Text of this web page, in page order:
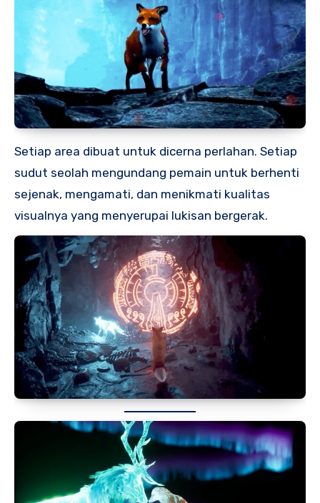
Setiap area dibuat untuk dicerna perlahan. Setiap
sudut seolah mengundang pemain untuk berhenti
sejenak, mengamati, dan menikmati kualitas
visualnya yang menyerupai lukisan bergerak.